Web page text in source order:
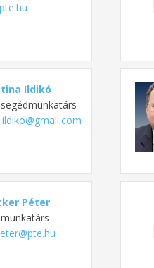
Ildikó
Péter